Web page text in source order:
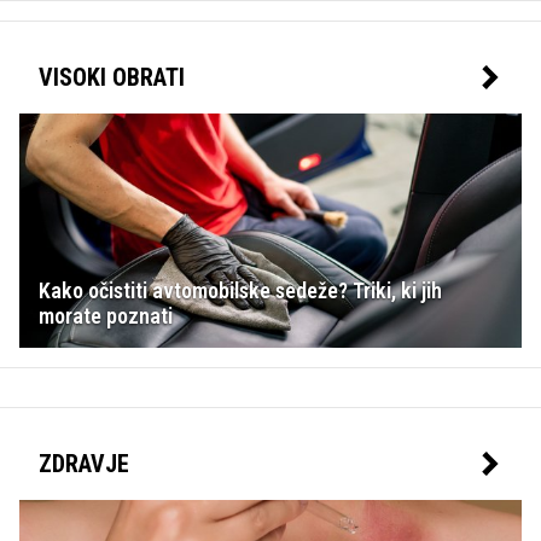
VISOKI OBRATI
Kako očistiti avtomobilske sedeže? Triki, ki jih
morate poznati
ZDRAVJE